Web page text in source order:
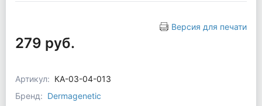
Версия для печати
279 руб.
Артикул: КА-03-04-013
Бренд: Dermagenetic